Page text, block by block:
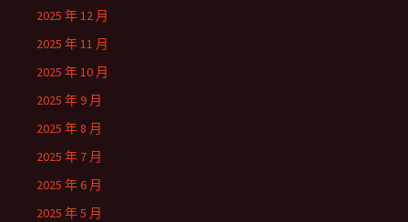
2025 年 12 月
2025 年 11 月
2025 年 10 月
2025 年 9 月
2025 年 8 月
2025 年 7 月
2025 年 6 月
2025 年 5 月